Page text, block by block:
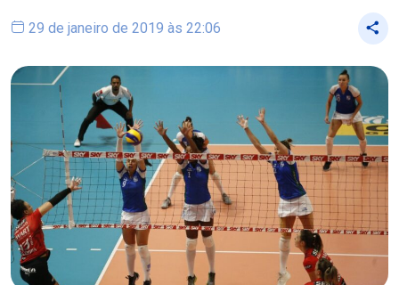
29 de janeiro de 2019 às 22:06